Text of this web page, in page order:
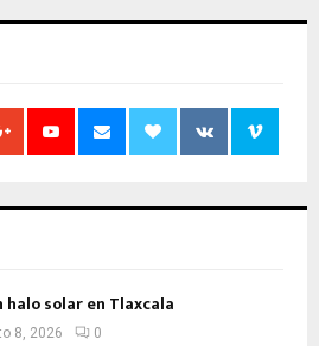
halo solar en Tlaxcala
8, 2026 0